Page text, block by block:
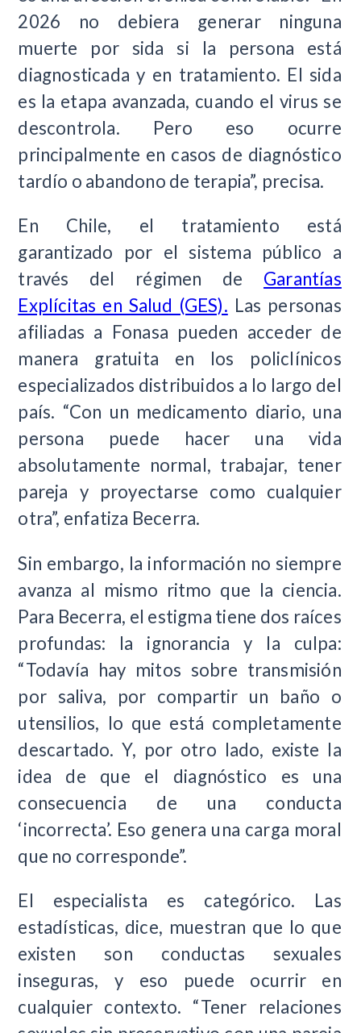
2026 no debiera generar ninguna
muerte por sida si la persona está
diagnosticada y en tratamiento. El sida
es la etapa avanzada, cuando el virus se
descontrola. Pero eso ocurre
principalmente en casos de diagnóstico
tardío o abandono de terapia”, precisa.
En Chile, el tratamiento está
garantizado por el sistema público a
través del régimen de Garantías
Explícitas en Salud (GES). Las personas
afiliadas a Fonasa pueden acceder de
manera gratuita en los policlínicos
especializados distribuidos a lo largo del
país. “Con un medicamento diario, una
persona puede hacer una vida
absolutamente normal, trabajar, tener
pareja y proyectarse como cualquier
otra”, enfatiza Becerra.
Sin embargo, la información no siempre
avanza al mismo ritmo que la ciencia.
Para Becerra, el estigma tiene dos raíces
profundas: la ignorancia y la culpa:
“Todavía hay mitos sobre transmisión
por saliva, por compartir un baño o
utensilios, lo que está completamente
descartado. Y, por otro lado, existe la
idea de que el diagnóstico es una
consecuencia de una conducta
‘incorrecta’. Eso genera una carga moral
que no corresponde”.
El especialista es categórico. Las
estadísticas, dice, muestran que lo que
existen son conductas sexuales
inseguras, y eso puede ocurrir en
cualquier contexto. “Tener relaciones